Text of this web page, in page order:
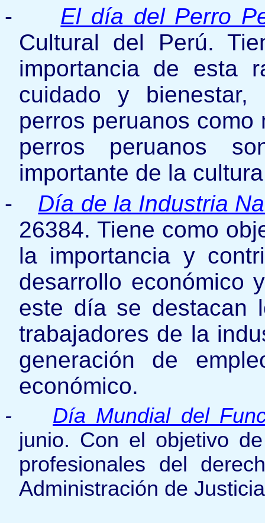
-
El día del Perro
Cultural del Perú.
importancia de esta
cuidado y
perros peruanos
perros peruanos
importante de la
-
Día de la Industria
26384. Tiene como
la importancia y
desarrollo económico
este día se destacan
trabajadores de la
generación de
económico.
- Día Mundial del
junio. Con el objetivo
profesionales del
Administración de